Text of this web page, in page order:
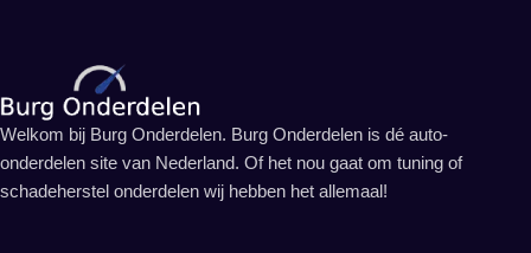
Welkom bij Burg Onderdelen. Burg Onderdelen is dé auto-
onderdelen site van Nederland. Of het nou gaat om tuning of
schadeherstel onderdelen wij hebben het allemaal!